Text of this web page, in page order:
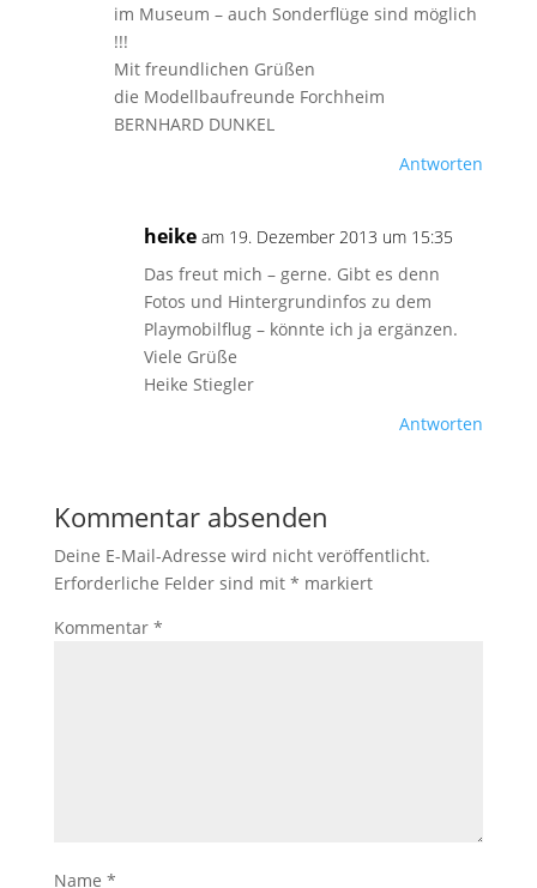
im Museum – auch Sonderflüge sind möglich
!!!
Mit freundlichen Grüßen
die Modellbaufreunde Forchheim
BERNHARD DUNKEL
Antworten
heike am 19. Dezember 2013 um 15:35
Das freut mich – gerne. Gibt es denn
Fotos und Hintergrundinfos zu dem
Playmobilflug – könnte ich ja ergänzen.
Viele Grüße
Heike Stiegler
Antworten
Kommentar absenden
Deine E-Mail-Adresse wird nicht veröffentlicht.
Erforderliche Felder sind mit * markiert
Kommentar *
Name *